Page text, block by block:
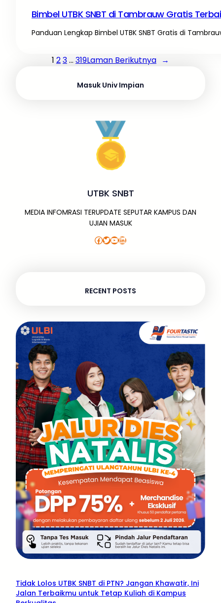
Bimbel UTBK SNBT di Tambrauw Gratis
Panduan Lengkap Bimbel UTBK SNBT Gratis di
1 23… 319Laman Berikutnya →
Masuk Univ Impian
UTBK SNBT
MEDIA INFOMRASI TERUPDATE SEPUTAR KAMPUS DAN
UJIAN MASUK
Facebook Twitter YouTube LinkedIn
RECENT POSTS
Tidak Lolos UTBK SNBT di PTN? Jangan Khawatir, Ini
Jalan Terbaikmu untuk Tetap Kuliah di Kampus